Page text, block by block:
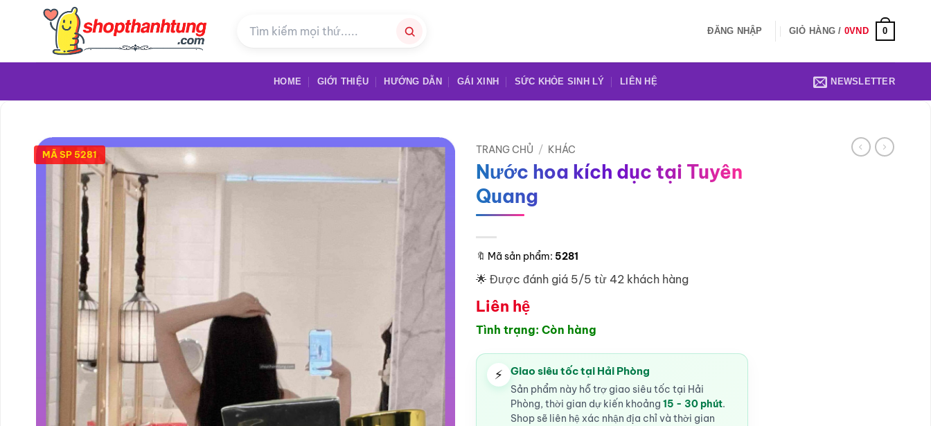
dung
ĐĂNG NHẬP GIỎ HÀNG / 0VND 0
HOME GIỚI THIỆU HƯỚNG DẪN GÁI XINH SỨC KHỎE SINH LÝ LIÊN HỆ NEWSLETTER
MÃ SP 5281 TRANG CHỦ / KHÁC
Nước hoa kích dục tại Tuyên
Quang
🔖 Mã sản phẩm: 5281
🌟 Được đánh giá 5/5 từ 42 khách hàng
Liên hệ
Tình trạng: Còn hàng
⚡ Giao siêu tốc tại Hải Phòng
Sản phẩm này hỗ trợ giao siêu tốc tại Hải
Phòng, thời gian dự kiến khoảng 15 - 30 phút.
Shop sẽ liên hệ xác nhận địa chỉ và thời gian